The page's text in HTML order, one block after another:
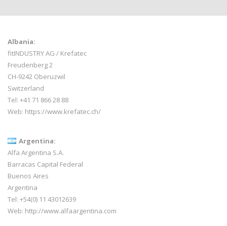
Albania:
fitINDUSTRY AG / Krefatec
Freudenberg 2
CH-9242 Oberuzwil
Switzerland
Tel: +41 71 866 28 88
Web: https://www.krefatec.ch/
Argentina:
Alfa Argentina S.A.
Barracas Capital Federal
Buenos Aires
Argentina
Tel: +54(0) 11 43012639
Web: http://www.alfaargentina.com